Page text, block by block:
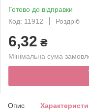
Готово до відправки
Код: 11912
Роздріб
6,32 ₴
Мінімальна сума
Опис